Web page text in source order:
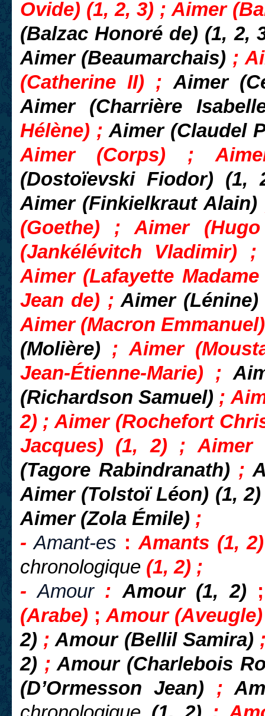
Ovide) (1, 2, 3) ; Aimer
(Balzac Honoré de) (1, 2,
Aimer (Beaumarchais) ;
(Catherine II) ; Aimer
Aimer (Charrière
Hélène) ;Aimer (Claudel
Aimer (Corps) ;
(Dostoïevski Fiodor) (1,
Aimer (Finkielkraut Alain)
(Goethe) ; Aimer
(Jankélévitch Vladimir) ;
Aimer (Lafayette
Jean de) ;Aimer
Aimer (Macron
(Molière) ; Aimer
Jean-Étienne-Marie) ;
(Richardson Samuel) ;
2) ; Aimer (Rochefort
Jacques) (1, 2) ;
(Tagore Rabindranath) ;
Aimer (Tolstoï Léon) (1,
Aimer (Zola Émile) ;
-Amant-es : Amants (1,
chronologique (1, 2) ;
-Amour: Amour (1, 2)
(Arabe) ;Amour (
2) ;Amour (Bellil Samira)
2) ;Amour (Charlebois
(D’Ormesson Jean) ;